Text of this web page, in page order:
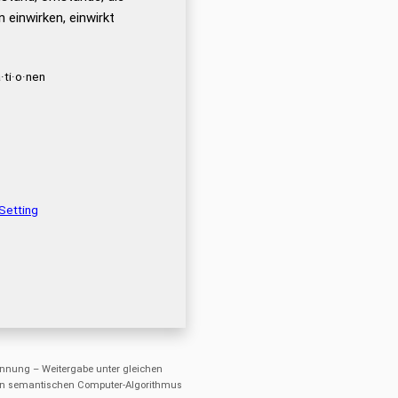
einwirken, einwirkt
– Weitergabe unter gleichen
semantischen Computer-Algorithmus